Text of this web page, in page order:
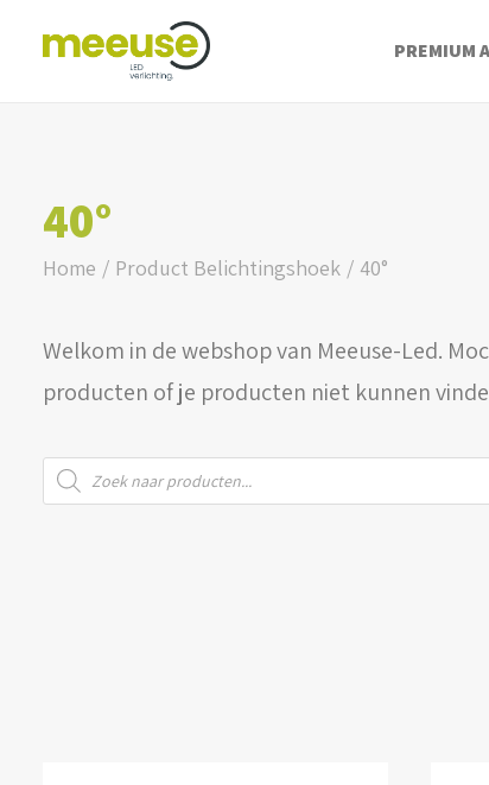
PREMIUM
40°
Home Product Belichtingshoek 40°
Welkom in de webshop van Meeuse-Led.
producten of je producten niet kunnen
Producten
zoeken